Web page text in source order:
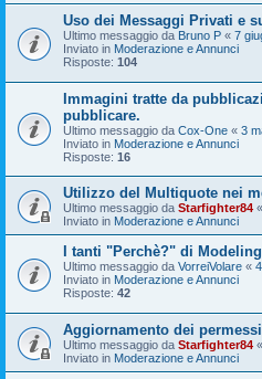
Uso dei Messaggi Privati e
Ultimo messaggio da Bruno P « 7
Inviato in Moderazione e Annunci
Risposte: 104
Immagini tratte da
pubblicare.
Ultimo messaggio da Cox-One « 3
Inviato in Moderazione e Annunci
Risposte: 16
Utilizzo del Multiquote nei
Ultimo messaggio da Starfighter84 «
Inviato in Moderazione e Annunci
I tanti "Perchè?" di
Ultimo messaggio da VorreiVolare «
Inviato in Moderazione e Annunci
Risposte: 42
Aggiornamento dei
Ultimo messaggio da Starfighter84 «
Inviato in Moderazione e Annunci